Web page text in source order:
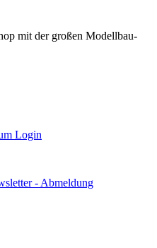
mit der großen Modellbau-
Login
- Abmeldung